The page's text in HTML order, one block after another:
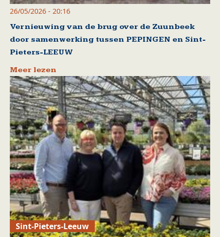
26/05/2026 - 20:16
Vernieuwing van de brug over de Zuunbeek
door samenwerking tussen PEPINGEN en Sint-
Pieters-LEEUW
Meer lezen
Sint-Pieters-Leeuw